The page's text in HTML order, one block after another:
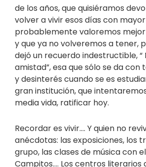
de los años, que quisiéramos
volver a vivir esos días con
probablemente valoremos
y que ya no volveremos a tener,
dejó un recuerdo indestructible, “
amistad”, esa que sólo se da
y desinterés cuando se es
gran institución, que
media vida, ratificar hoy.
Recordar es vivir…. Y quien no
anécdotas: las exposiciones, los
grupo, las clases de música con
Campitos…. Los centros literarios